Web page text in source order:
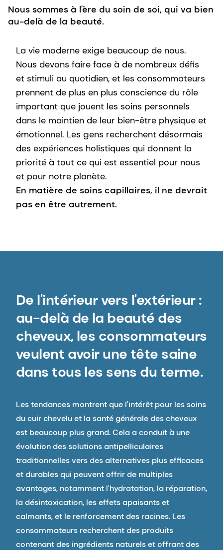
Nous sommes à l'ère du soin de soi, qui va bien
au-delà de la beauté.
La vie moderne exige beaucoup de nous.
Nous devons faire face à de nombreux défis
et stimuli au quotidien, et les consommateurs
prennent de plus en plus conscience du rôle
important que jouent les soins personnels
dans le maintien de leur bien-être physique et
émotionnel. Les gens recherchent désormais
des expériences holistiques qui donnent la
priorité à tout ce qui est essentiel pour nous
et pour notre planète.
En matière de soins capillaires, il ne devrait
pas en être autrement.
De l'intérieur vers l'extérieur :
au-delà de la beauté des
cheveux, les consommateurs
veulent avoir une tête saine
dans tous les sens du terme.
Les tendances montrent que l'intérêt pour les soins
du cuir chevelu et la santé générale des cheveux
est beaucoup plus grand. Cela a conduit à une
évolution des solutions antipelliculaires
traditionnelles vers des alternatives plus efficaces
et durables qui peuvent offrir de multiples
avantages, notamment l'hydratation, la réparation,
la désintoxication, les effets apaisants et
calmants, et le renforcement des racines. Les
consommateurs recherchent des produits
contenant des ingrédients naturels et offrant des